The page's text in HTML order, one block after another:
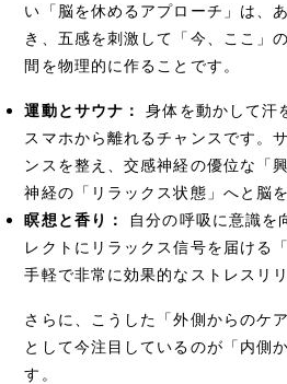
い「脳を休めるアプローチ」は、
き、五感を刺激して「今、ここ」
間を物理的に作ることです。
運動とサウナ：
身体を動かして汗
スマホから離れるチャンスです。
ンスを整え、交感神経の優位な「
神経の「リラックス状態」へと脳
瞑想と香り：
自分の呼吸に意識を
レクトにリラックス信号を届ける
手軽で非常に効果的なストレスリ
さらに、こうした「外側からのケ
として今注目しているのが「内側
す。